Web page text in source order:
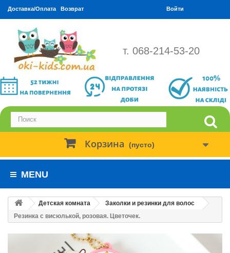
Доставка/Оплата Возврат Войти
т. 068-214-53-20
Корзина (пусто)
MENU
Детская комната
Заколки и резинки для волос
Резинка с висюлькой, розовая. Цветочек.